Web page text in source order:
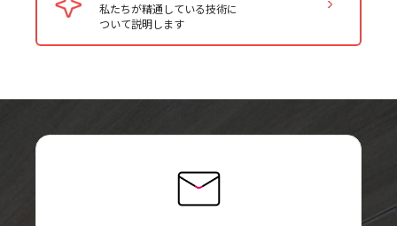
私たちが精通している技術に
ついて説明します